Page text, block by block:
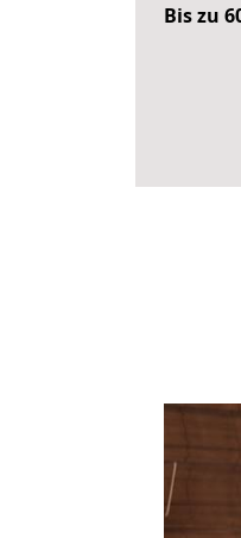
Bis zu